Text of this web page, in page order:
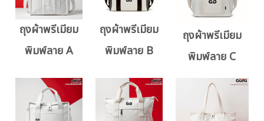
ถุงผ้าพรีเมียม
พิมพ์ลาย A
ถุงผ้าพรีเมียม
พิมพ์ลาย B
ถุงผ้าพรีเมียม
พิมพ์ลาย C